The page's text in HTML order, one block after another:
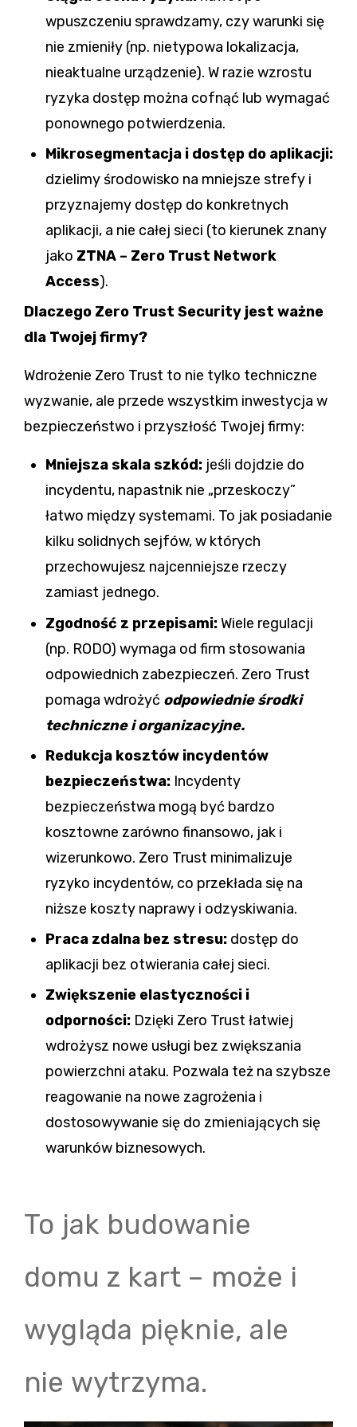
wpuszczeniu sprawdzamy, czy warunki się
nie zmieniły (np. nietypowa lokalizacja,
nieaktualne urządzenie). W razie wzrostu
ryzyka dostęp można cofnąć lub wymagać
ponownego potwierdzenia.
Mikrosegmentacja i dostęp do aplikacji:
dzielimy środowisko na mniejsze strefy i
przyznajemy dostęp do konkretnych
aplikacji, a nie całej sieci (to kierunek znany
jako ZTNA – Zero Trust Network
Access).
Dlaczego Zero Trust Security jest ważne
dla Twojej firmy?
Wdrożenie Zero Trust to nie tylko techniczne
wyzwanie, ale przede wszystkim inwestycja w
bezpieczeństwo i przyszłość Twojej firmy:
Mniejsza skala szkód: jeśli dojdzie do
incydentu, napastnik nie „przeskoczy”
łatwo między systemami. To jak posiadanie
kilku solidnych sejfów, w których
przechowujesz najcenniejsze rzeczy
zamiast jednego.
Zgodność z przepisami:Wiele regulacji
(np. RODO) wymaga od firm stosowania
odpowiednich zabezpieczeń. Zero Trust
pomaga wdrożyć odpowiednie środki
techniczne i organizacyjne.
Redukcja kosztów incydentów
bezpieczeństwa: Incydenty
bezpieczeństwa mogą być bardzo
kosztowne zarówno finansowo, jak i
wizerunkowo. Zero Trust minimalizuje
ryzyko incydentów, co przekłada się na
niższe koszty naprawy i odzyskiwania.
Praca zdalna bez stresu: dostęp do
aplikacji bez otwierania całej sieci.
Zwiększenie elastyczności i
odporności: Dzięki Zero Trust łatwiej
wdrożysz nowe usługi bez zwiększania
powierzchni ataku. Pozwala też na szybsze
reagowanie na nowe zagrożenia i
dostosowywanie się do zmieniających się
warunków biznesowych.
To jak budowanie
domu z kart – może i
wygląda pięknie, ale
nie wytrzyma.